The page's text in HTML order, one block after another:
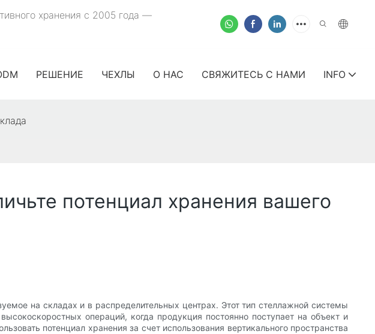
хранения с 2005 года —
РЕШЕНИЕ ЧЕХЛЫ О НАС СВЯЖИТЕСЬ С НАМИ INFO
потенциал хранения вашего
на складах и в распределительных центрах. Этот тип стеллажной системы
операций, когда продукция постоянно поступает на объект и
потенциал хранения за счет использования вертикального пространства